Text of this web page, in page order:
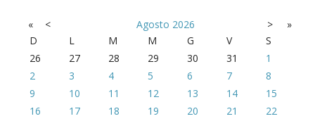
« < Agosto 2026 >
»
D
L M M G V
S
26
27 28 29 30 31
1
2
3 4 5 6 7
8
9
10 11 12 13 14
15
16
17 18 19 20 21
22